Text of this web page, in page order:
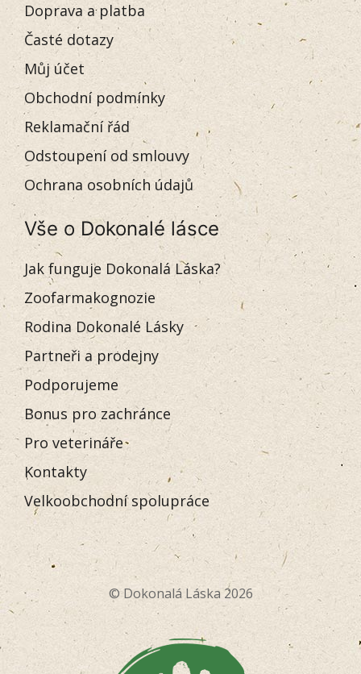
Doprava a platba
Časté dotazy
Můj účet
Obchodní podmínky
Reklamační řád
Odstoupení od smlouvy
Ochrana osobních údajů
Vše o Dokonalé lásce
Jak funguje Dokonalá Láska?
Zoofarmakognozie
Rodina Dokonalé Lásky
Partneři a prodejny
Podporujeme
Bonus pro zachránce
Pro veterináře
Kontakty
Velkoobchodní spolupráce
© Dokonalá Láska 2026